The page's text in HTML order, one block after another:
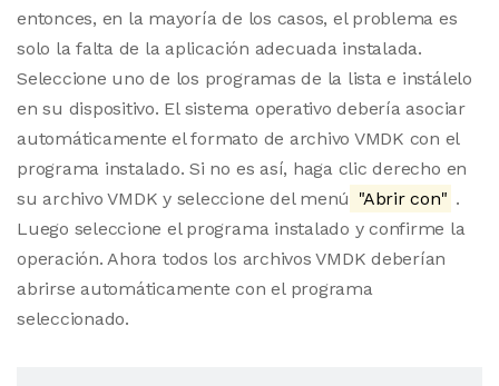
entonces, en la mayoría de los casos, el problema es
solo la falta de la aplicación adecuada instalada.
Seleccione uno de los programas de la lista e instálelo
en su dispositivo. El sistema operativo debería asociar
automáticamente el formato de archivo VMDK con el
programa instalado. Si no es así, haga clic derecho en
su archivo VMDK y seleccione del menú "Abrir con" .
Luego seleccione el programa instalado y confirme la
operación. Ahora todos los archivos VMDK deberían
abrirse automáticamente con el programa
seleccionado.